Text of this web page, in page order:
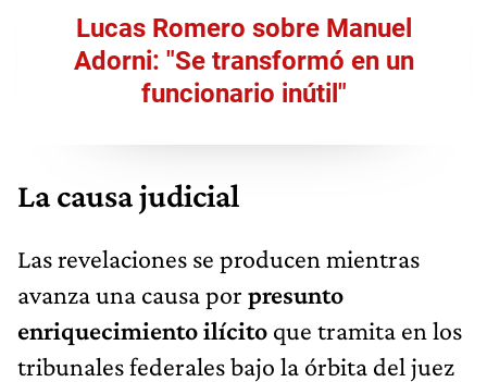
Lucas Romero sobre Manuel
Adorni: "Se transformó en un
funcionario inútil"
La causa judicial
Las revelaciones se producen mientras
avanza una causa por presunto
enriquecimiento ilícito que tramita en los
tribunales federales bajo la órbita del juez